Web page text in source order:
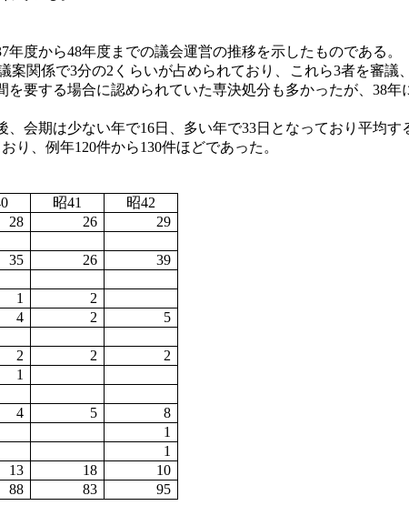
度から48年度までの議会運営の推移を示したものである。
案関係で3分の2くらいが占められており、これら3者を審
要する場合に認められていた専決処分も多かったが、38
会期は少ない年で16日、多い年で33日となっており平均す
り、例年120件から130件ほどであった。
昭41 昭42
28 26
29
35 26
39
1
2
4 2
5
2 2
2
1
4 5
8
1
1
13 18
10
88 83 95